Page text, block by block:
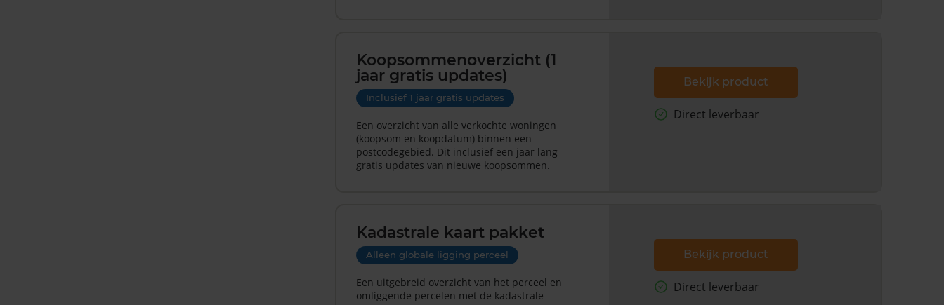
Koopsommenoverzicht (1
jaar gratis updates)
Inclusief 1 jaar gratis updates
Een overzicht van alle verkochte woningen
(koopsom en koopdatum) binnen een
postcodegebied. Dit inclusief een jaar lang
gratis updates van nieuwe koopsommen.
Bekijk product
Direct leverbaar
Kadastrale kaart pakket
Alleen globale ligging perceel
Een uitgebreid overzicht van het perceel en
omliggende percelen met de kadastrale
Bekijk product
Direct leverbaar